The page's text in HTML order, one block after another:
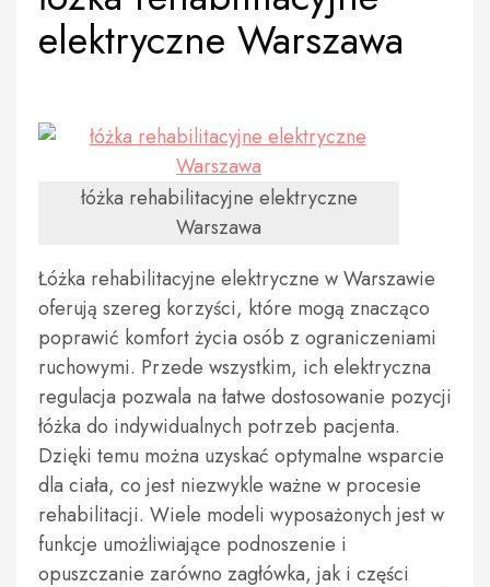
elektryczne Warszawa
łóżka rehabilitacyjne elektryczne
Warszawa
Łóżka rehabilitacyjne elektryczne w Warszawie
oferują szereg korzyści, które mogą znacząco
poprawić komfort życia osób z ograniczeniami
ruchowymi. Przede wszystkim, ich elektryczna
regulacja pozwala na łatwe dostosowanie pozycji
łóżka do indywidualnych potrzeb pacjenta.
Dzięki temu można uzyskać optymalne wsparcie
dla ciała, co jest niezwykle ważne w procesie
rehabilitacji. Wiele modeli wyposażonych jest w
funkcje umożliwiające podnoszenie i
opuszczanie zarówno zagłówka, jak i części